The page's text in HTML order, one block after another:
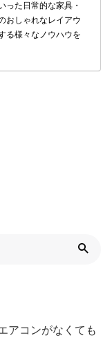
った日常的な家具・
おしゃれなレイアウ
る様々なノウハウを
アコンがなくても